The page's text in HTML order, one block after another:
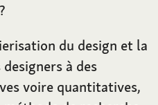
?
du design et la
à des
voire quantitatives,